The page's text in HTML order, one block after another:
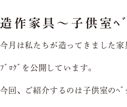
造作家具～子供室ﾍ
今月は私たちが造ってきました家
ﾌﾞﾛｸﾞを公開しています。
今回、ご紹介するのは子供室のﾍﾞ